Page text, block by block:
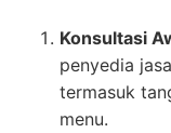
Konsultasi
penyedia
termasuk
menu.